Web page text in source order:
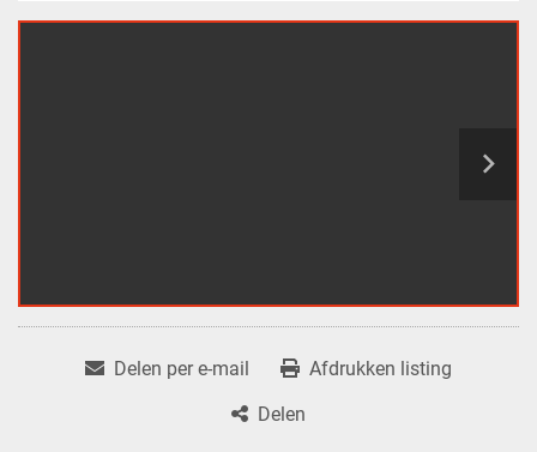
Delen per e-mail
Afdrukken listing
Delen